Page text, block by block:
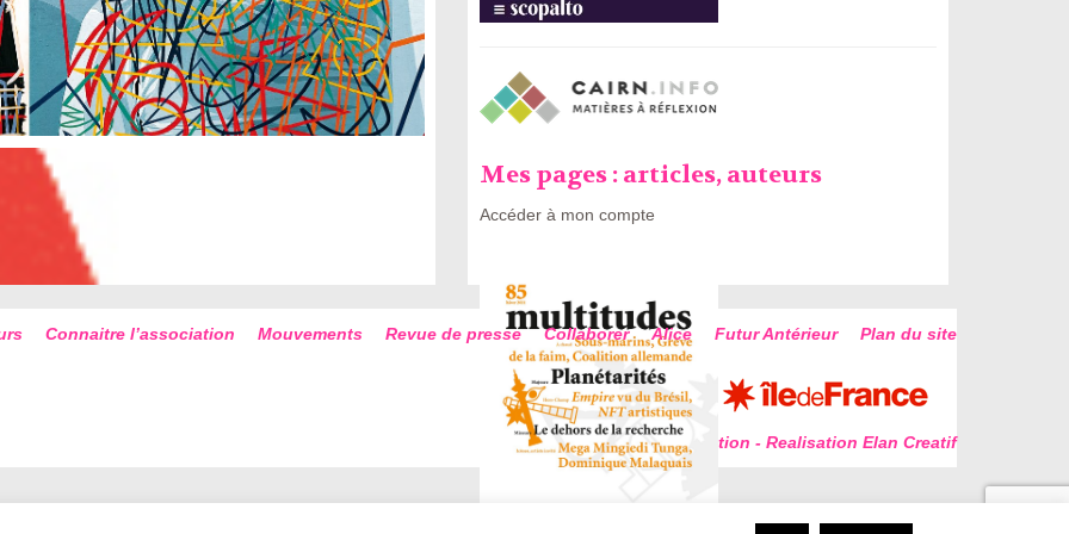
Mes pages : articles, auteurs
Accéder à mon compte
Connaitre l’association Mouvements Revue de presse Collaborer Alice Futur Antérieur Plan du site
Conception - Realisation Elan Creatif